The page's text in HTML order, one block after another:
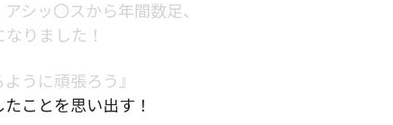
シッ〇スから年間数足、
りました！
うに頑張ろう』
ことを思い出す！